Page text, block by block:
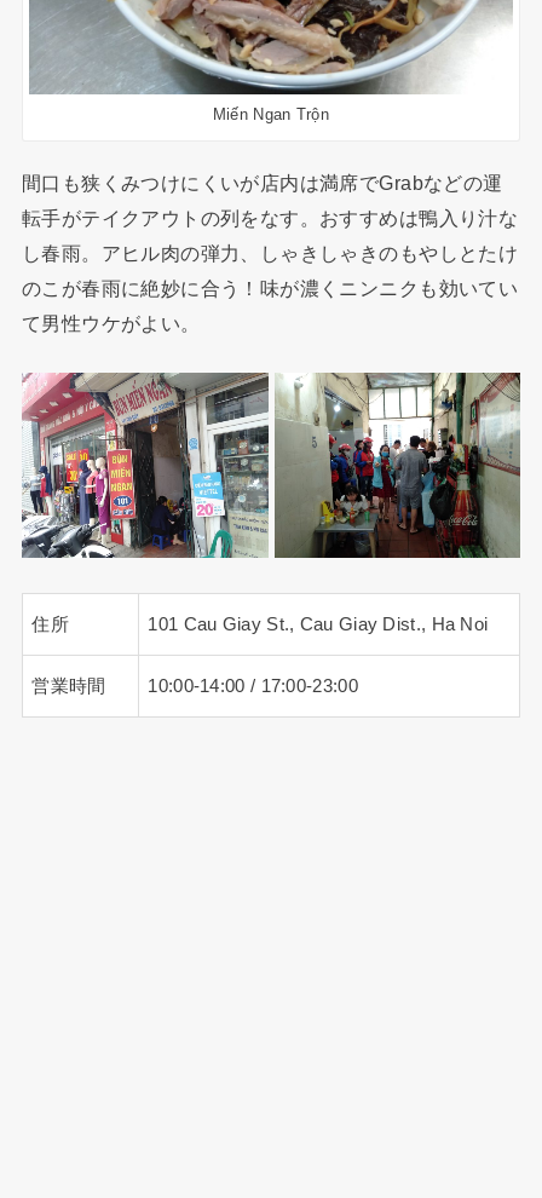
Miến Ngan Trộn
間口も狭くみつけにくいが店内は満席でGrabなどの運
転手がテイクアウトの列をなす。おすすめは鴨入り汁な
し春雨。アヒル肉の弾力、しゃきしゃきのもやしとたけ
のこが春雨に絶妙に合う！味が濃くニンニクも効いてい
て男性ウケがよい。
住所 101 Cau Giay St., Cau Giay Dist., Ha Noi
営業時間 10:00-14:00 / 17:00-23:00